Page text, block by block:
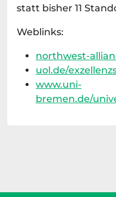
statt bisher 11
Weblinks:
northwest-
uol.de/
www.uni-
bremen.de/